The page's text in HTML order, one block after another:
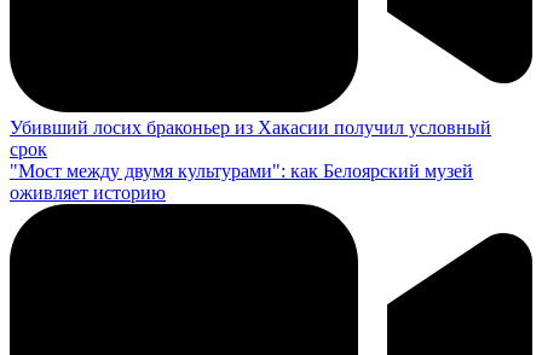
Убивший лосих браконьер из Хакасии получил условный
срок
"Мост между двумя культурами": как Белоярский музей
оживляет историю